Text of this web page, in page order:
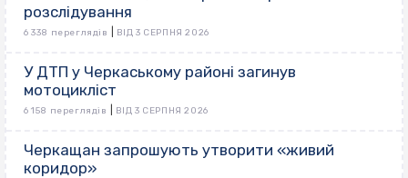
розслідування
6 338 переглядів ВІД 3 СЕРПНЯ 2026
У ДТП у Черкаському районі загинув
мотоцикліст
6 158 переглядів ВІД 3 СЕРПНЯ 2026
Черкащан запрошують утворити «живий
коридор»